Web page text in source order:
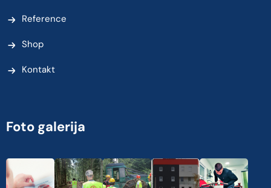
Reference
Shop
Kontakt
Foto galerija